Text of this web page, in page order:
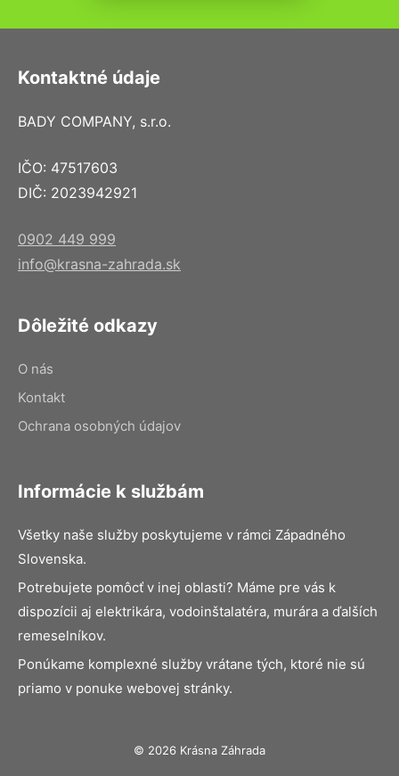
Kontaktné údaje
BADY COMPANY, s.r.o.
IČO: 47517603
DIČ: 2023942921
0902 449 999
info@krasna-zahrada.sk
Dôležité odkazy
O nás
Kontakt
Ochrana osobných údajov
Informácie k službám
Všetky naše služby poskytujeme v rámci Západného
Slovenska.
Potrebujete pomôcť v inej oblasti? Máme pre vás k
dispozícii aj elektrikára, vodoinštalatéra, murára a ďalších
remeselníkov.
Ponúkame komplexné služby vrátane tých, ktoré nie sú
priamo v ponuke webovej stránky.
© 2026 Krásna Záhrada